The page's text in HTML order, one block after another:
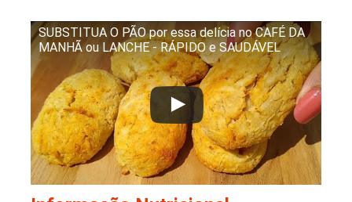
SUBSTITUA O PÃO por essa delícia no CAFÉ DA
MANHÃ ou LANCHE - RÁPIDO e SAUDÁVEL